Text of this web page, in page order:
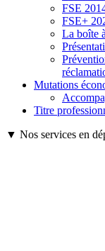
FSE
FSE+
La boîte
Mutations
Titre
▼ Nos services en